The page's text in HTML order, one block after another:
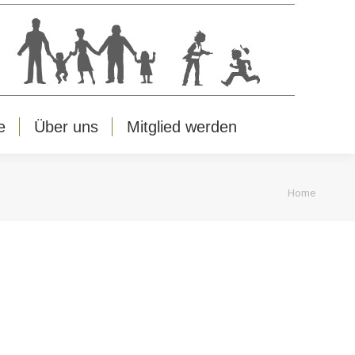
Über uns Mitglied werden
You are
Home